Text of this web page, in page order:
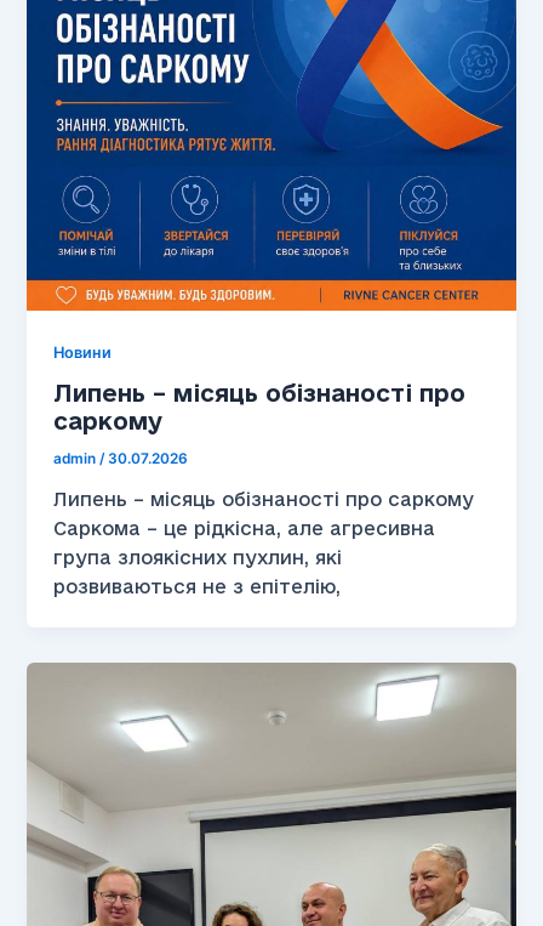
Новини
Липень – місяць обізнаності про
саркому
admin/30.07.2026
Липень – місяць обізнаності про саркому
Саркома – це рідкісна, але агресивна
група злоякісних пухлин, які
розвиваються не з епітелію,